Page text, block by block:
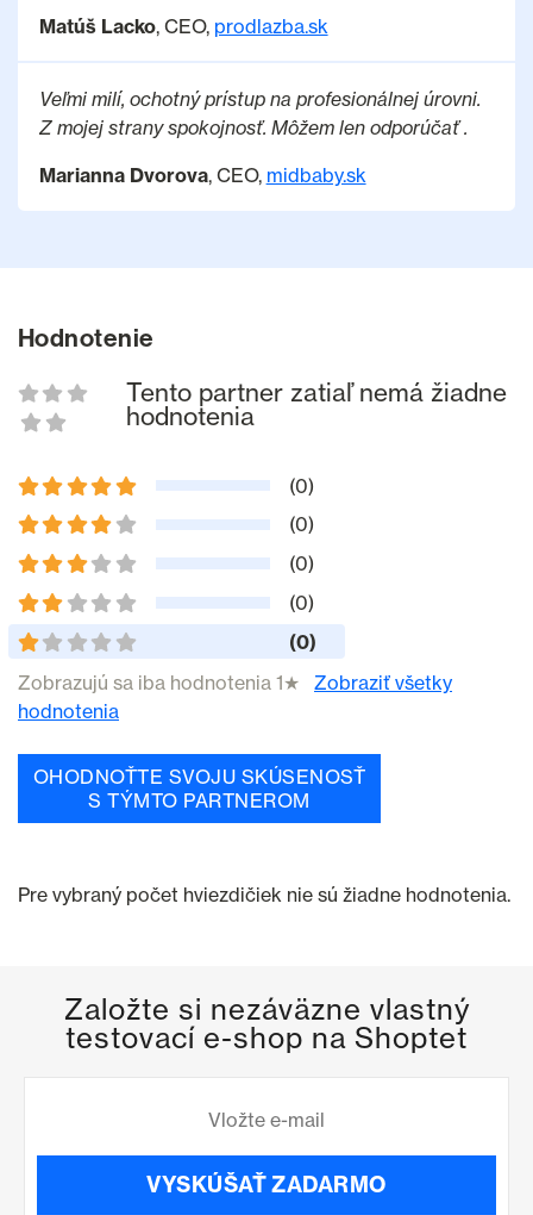
Matúš Lacko, CEO, prodlazba.sk
Veľmi milí, ochotný prístup na profesionálnej úrovni.
Z mojej strany spokojnosť. Môžem len odporúčať .
Marianna Dvorova, CEO, midbaby.sk
Hodnotenie
Tento partner zatiaľ nemá žiadne
hodnotenia
(0)
(0)
(0)
(0)
(0)
Zobrazujú sa iba hodnotenia 1★
Zobraziť všetky
hodnotenia
OHODNOŤTE SVOJU SKÚSENOSŤ
S TÝMTO PARTNEROM
Pre vybraný počet hviezdičiek nie sú žiadne hodnotenia.
Založte si nezáväzne vlastný
testovací e-shop na Shoptet
VYSKÚŠAŤ ZADARMO